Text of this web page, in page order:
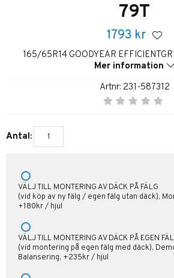
79T
1793 kr
165/65R14 GOODYEAR
Mer information
Artnr: 231-587312
Antal:
VÄLJ TILL MONTERING AV DÄCK PÅ FÄLG
(vid köp av ny fälg / egen fälg utan däck),
+180kr / hjul
VÄLJ TILL MONTERING AV DÄCK PÅ EGEN
(vid montering på egen fälg med däck),
Balansering, +235kr / hjul